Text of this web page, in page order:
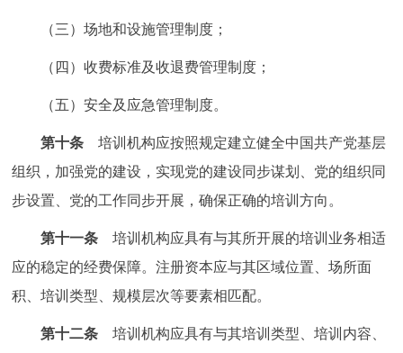
（三）场地和设施管理制度；
（四）收费标准及收退费管理制度；
（五）安全及应急管理制度。
第十条培训机构应按照规定建立健全中国共产党基层
组织，加强党的建设，实现党的建设同步谋划、党的组织同
步设置、党的工作同步开展，确保正确的培训方向。
第十一条培训机构应具有与其所开展的培训业务相适
应的稳定的经费保障。注册资本应与其区域位置、场所面
积、培训类型、规模层次等要素相匹配。
第十二条培训机构应具有与其培训类型、培训内容、